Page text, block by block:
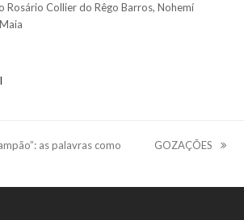
Rosário Collier do Rêgo Barros, Nohemí
as palavras como
next
GOZAÇÕES